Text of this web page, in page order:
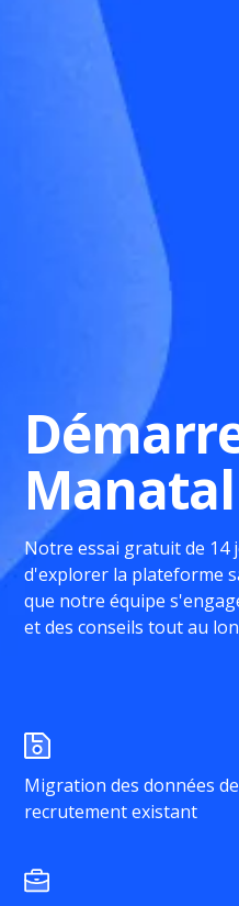
Manatal
Notre essai gratuit de 14
d'explorer la plateforme
que notre équipe
et des conseils tout au
Migration des données
recrutement existant